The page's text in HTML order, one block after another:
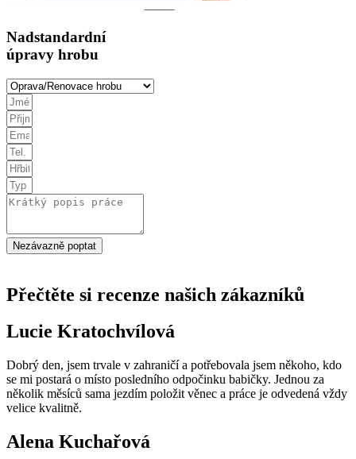
Nadstandardní
úpravy hrobu
Nezávazně poptat
Přečtěte si recenze našich zákazníků
Lucie Kratochvílová
Dobrý den, jsem trvale v zahraničí a potřebovala jsem někoho, kdo
se mi postará o místo posledního odpočinku babičky. Jednou za
několik měsíců sama jezdím položit věnec a práce je odvedená vždy
velice kvalitně.
Alena Kuchařová